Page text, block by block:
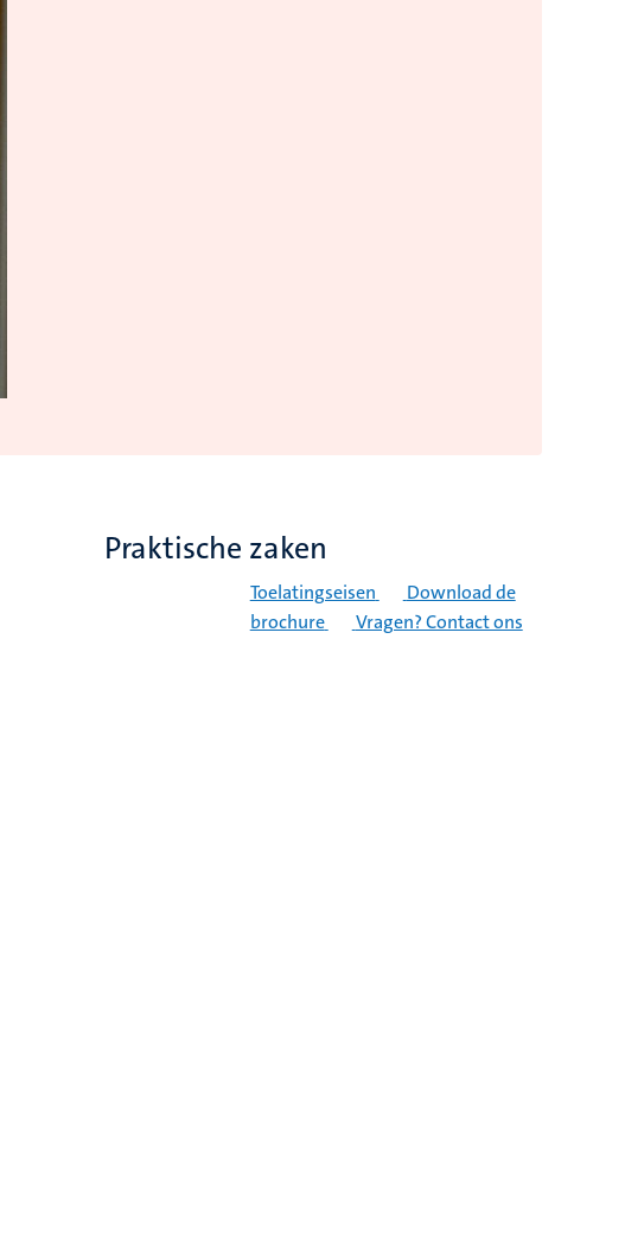
Praktische zaken
Toelatingseisen
Download de
brochure
Vragen? Contact ons